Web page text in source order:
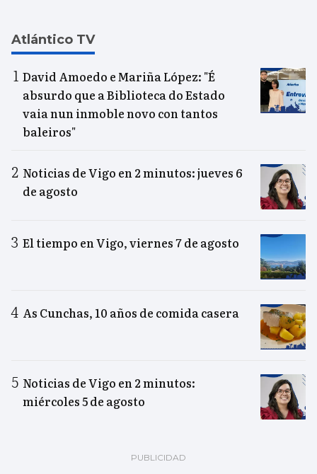
Atlántico TV
David Amoedo e Mariña López: "É
absurdo que a Biblioteca do Estado
vaia nun inmoble novo con tantos
baleiros"
Noticias de Vigo en 2 minutos: jueves 6
de agosto
El tiempo en Vigo, viernes 7 de agosto
As Cunchas, 10 años de comida casera
Noticias de Vigo en 2 minutos:
miércoles 5 de agosto